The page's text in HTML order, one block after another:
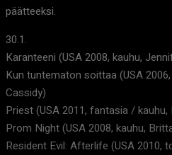
päätteeksi.
30.1.
Karanteeni (USA 2008, kauhu,
Kun tuntematon soittaa (USA
Cassidy)
Priest (USA 2011, fantasia / kauhu,
Prom Night (USA 2008, kauhu,
Resident Evil: Afterlife (USA 2010,